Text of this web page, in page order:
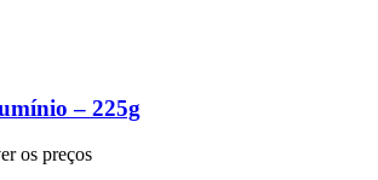
– 225g
os preços